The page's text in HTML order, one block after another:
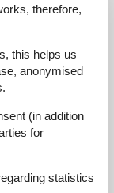
therefore,
this helps us
anonymised
(in addition
for
statistics